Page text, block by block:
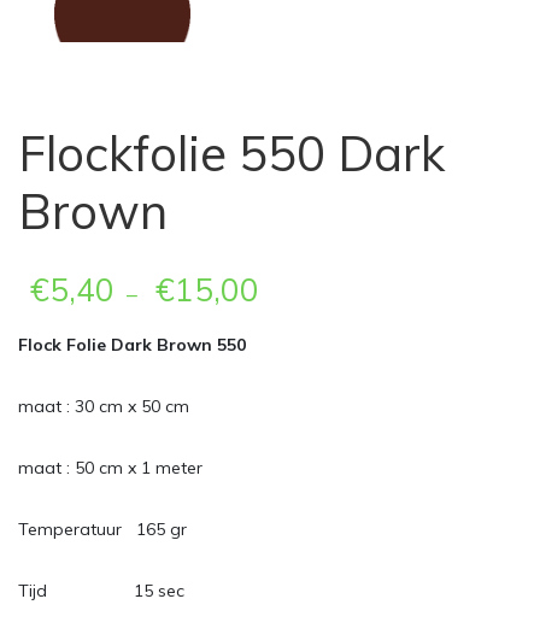
Flockfolie 550 Dark
Brown
€5,40 – €15,00
Flock Folie Dark Brown 550
maat : 30 cm x 50 cm
maat : 50 cm x 1 meter
Temperatuur 165 gr
Tijd 15 sec